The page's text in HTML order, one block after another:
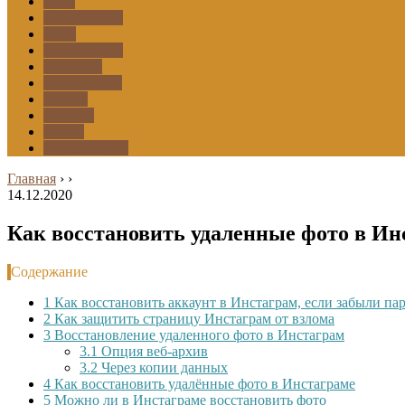
Главная › ›
14.12.2020
Как восстановить удаленные фото в
Содержание
1 Как восстановить аккаунт в Инстаграм, если забыли
2 Как защитить страницу Инстаграм от взлома
3 Восстановление удаленного фото в Инстаграм
3.1 Опция веб-архив
3.2 Через копии данных
4 Как восстановить удалённые фото в Инстаграме
5 Можно ли в Инстаграме восстановить фото